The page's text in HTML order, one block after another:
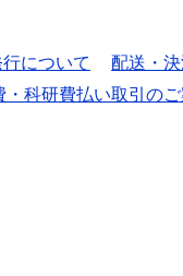
について 配送・
・科研費払い取引の